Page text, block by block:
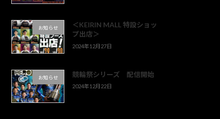
お知らせ
＜KEIRIN MALL 特設ショッ
プ出店＞
2024年12月27日
お知らせ 競輪祭シリーズ 配信開始
2024年12月22日